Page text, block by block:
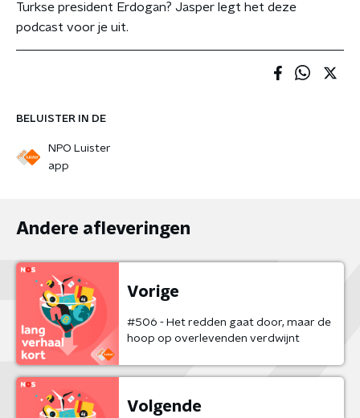
BELUISTER IN DE
NPO Luister
app
Turkse president Erdogan? Jasper legt het deze
podcast voor je uit.
Andere afleveringen
Vorige
#506 - Het redden gaat door, maar de
hoop op overlevenden verdwijnt
Volgende